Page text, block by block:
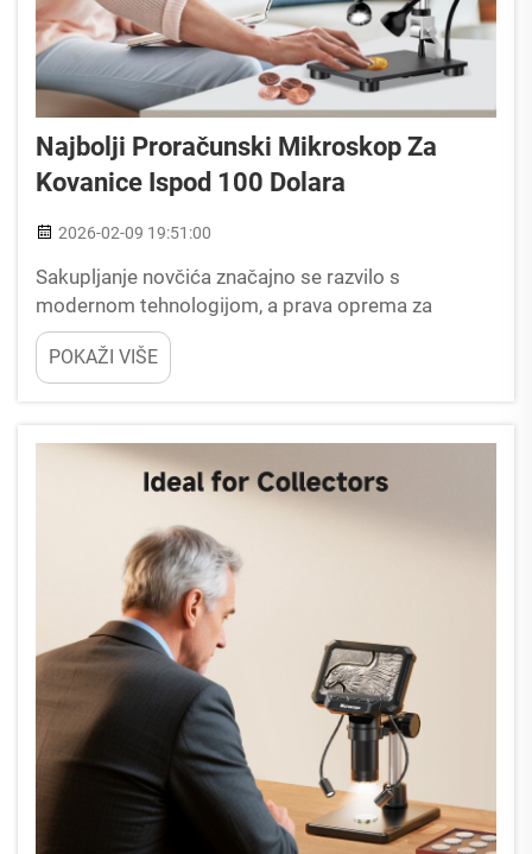
Najbolji Proračunski Mikroskop Za
Kovanice Ispod 100 Dolara
2026-02-09 19:51:00
Sakupljanje novčića značajno se razvilo s
modernom tehnologijom, a prava oprema za
uvećanje može značiti puno za pregled vaše
dragocjene zbirke. Kvalitetni mikroskop za
kovanice omogućuje sakupljačima da pregledaju
POKAŽI VIŠE